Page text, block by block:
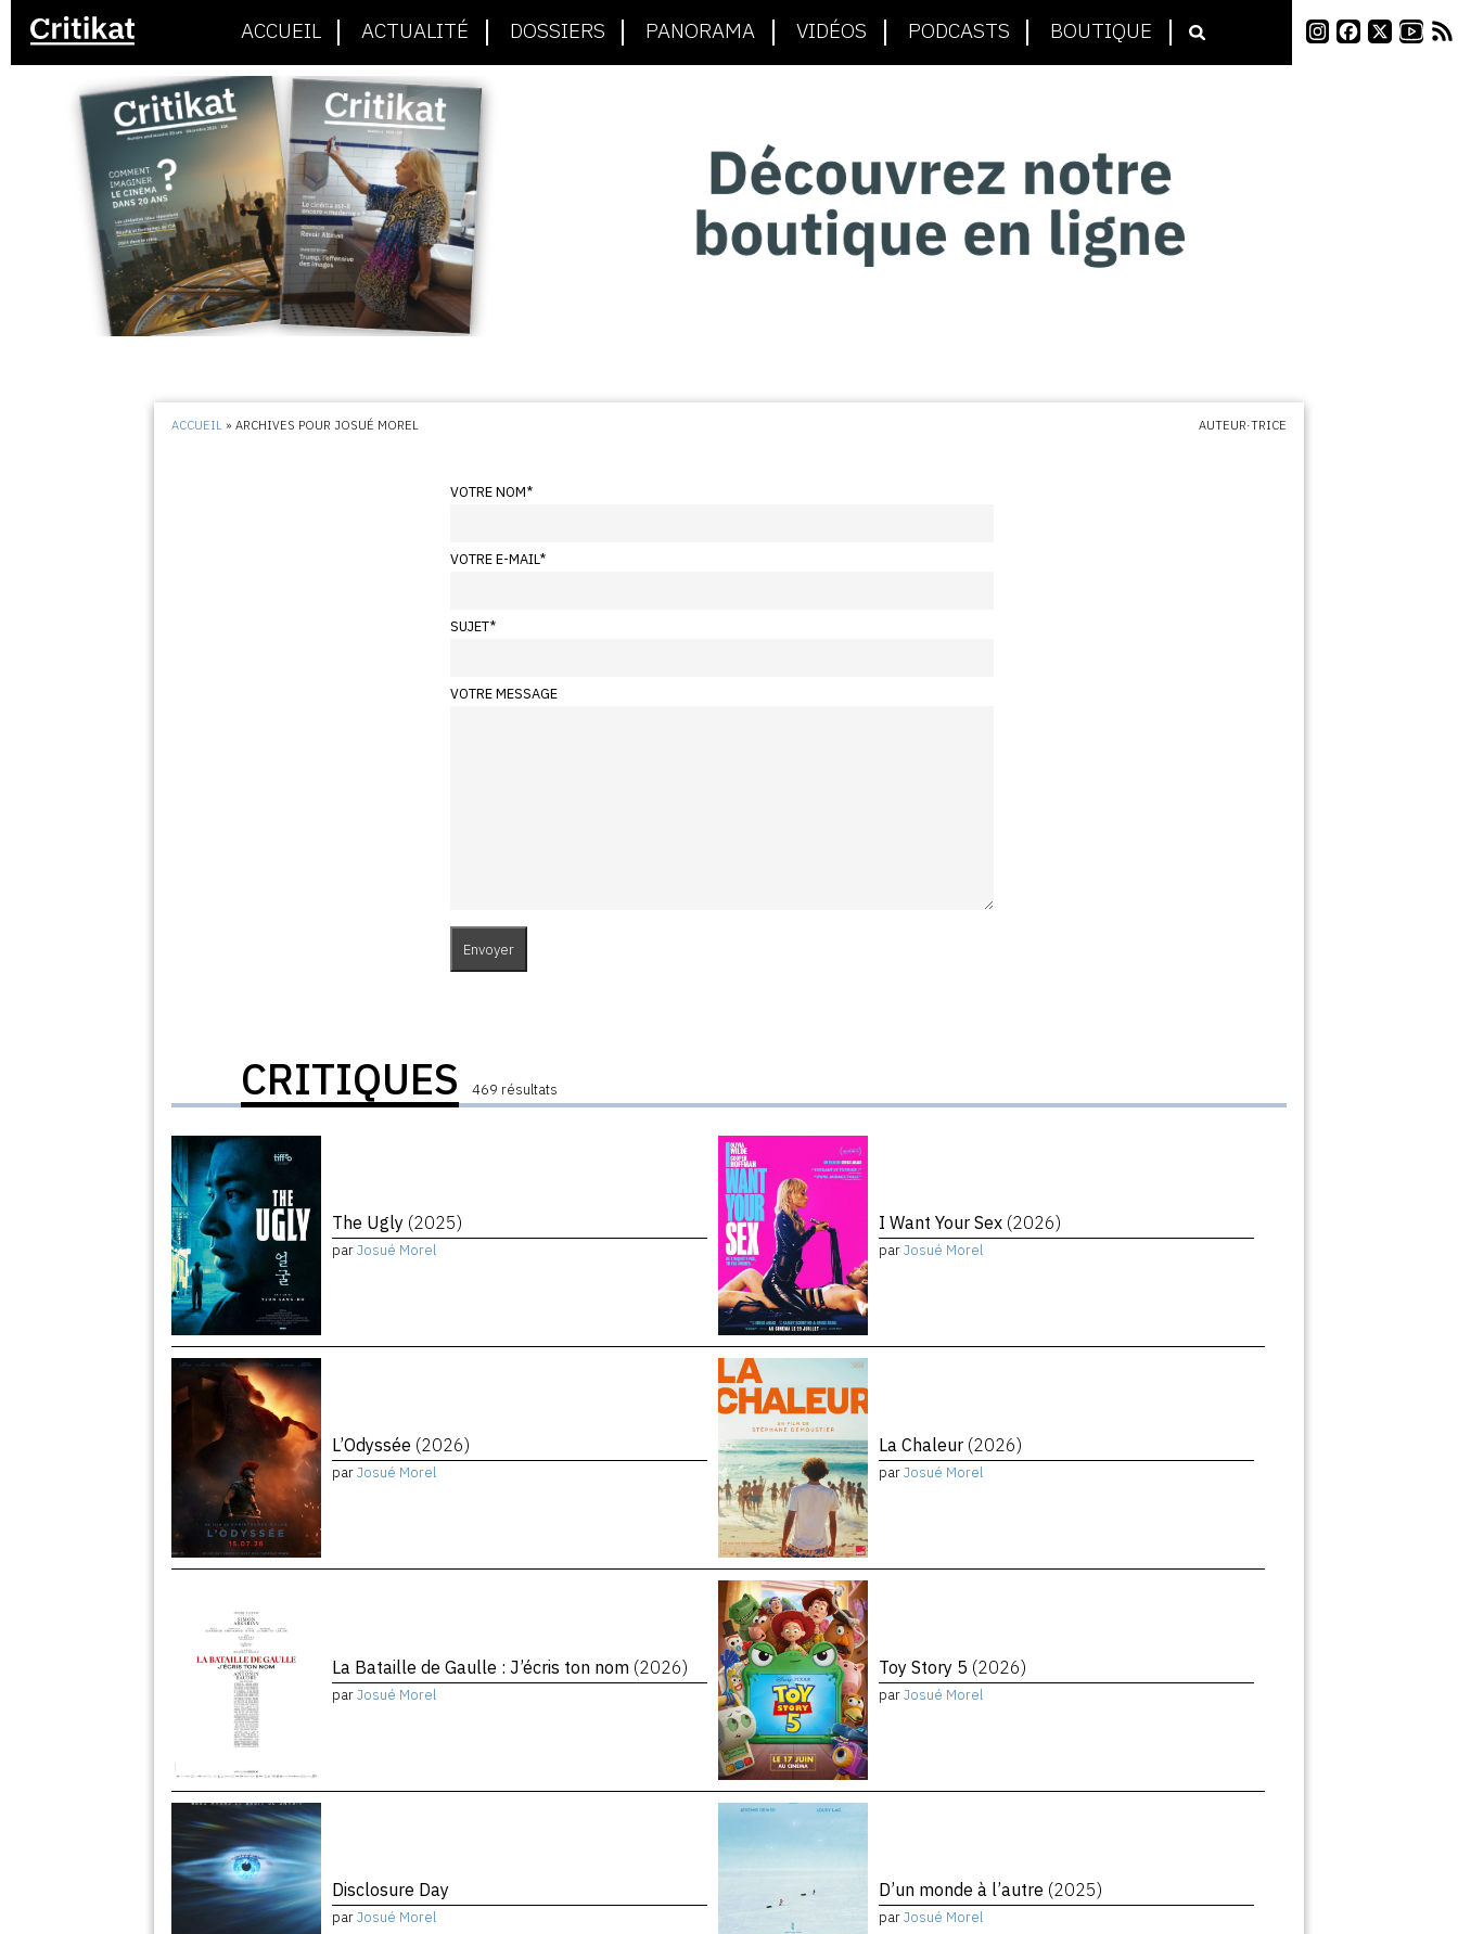
ACCUEIL ACTUALITÉ DOSSIERS PANORAMA VIDÉOS PODCASTS BOUTIQUE
ACCUEIL »ARCHIVES POUR JOSUÉ MOREL AUTEUR·TRICE
VOTRE NOM*
VOTRE E-MAIL*
SUJET*
VOTRE MESSAGE
CRITIQUES 469 résultats
The Ugly (2025)
parJosué Morel
I Want Your Sex (2026)
parJosué Morel
L’Odyssée (2026)
parJosué Morel
La Chaleur (2026)
parJosué Morel
La Bataille de Gaulle : J’écris ton nom (2026)
parJosué Morel
Toy Story 5 (2026)
parJosué Morel
Disclosure Day
parJosué Morel
D’un monde à l’autre (2025)
parJosué Morel